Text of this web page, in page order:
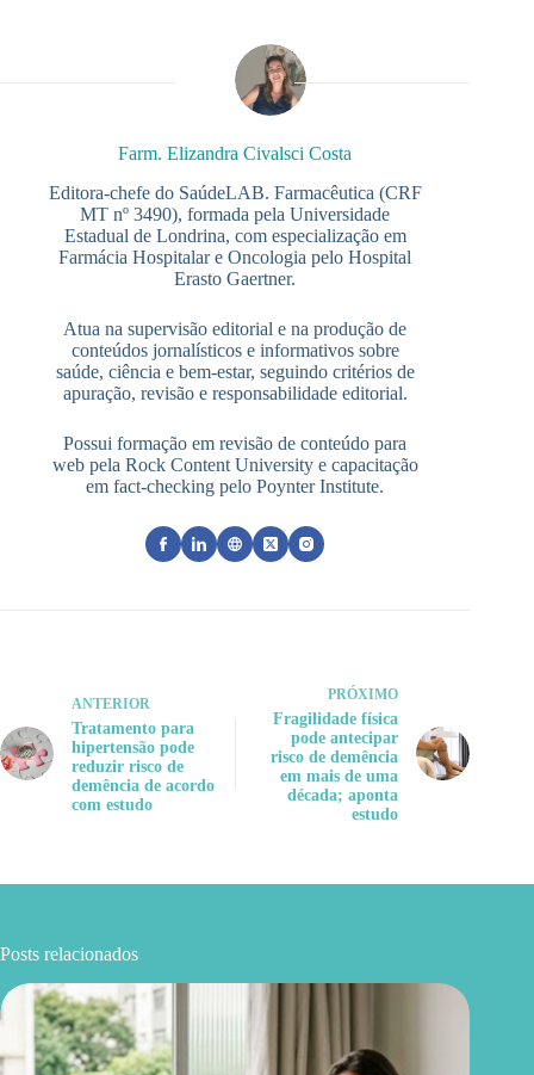
Farm. Elizandra Civalsci Costa
Editora-chefe do SaúdeLAB. Farmacêutica (CRF
MT nº 3490), formada pela Universidade
Estadual de Londrina, com especialização em
Farmácia Hospitalar e Oncologia pelo Hospital
Erasto Gaertner.
Atua na supervisão editorial e na produção de
conteúdos jornalísticos e informativos sobre
saúde, ciência e bem-estar, seguindo critérios de
apuração, revisão e responsabilidade editorial.
Possui formação em revisão de conteúdo para
web pela Rock Content University e capacitação
em fact-checking pelo Poynter Institute.
ANTERIOR
Tratamento para
hipertensão pode
reduzir risco de
demência de acordo
com estudo
PRÓXIMO
Fragilidade física
pode antecipar
risco de demência
em mais de uma
década; aponta
estudo
Posts relacionados